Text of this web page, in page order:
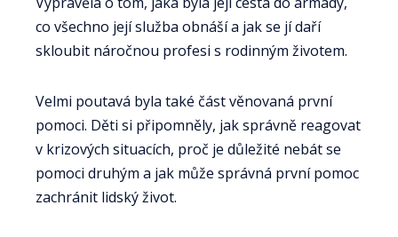
co všechno její služba obnáší a jak se jí daří
skloubit náročnou profesi s rodinným životem.
Velmi poutavá byla také část věnovaná první
pomoci. Děti si připomněly, jak správně reagovat
v krizových situacích, proč je důležité nebát se
pomoci druhým a jak může správná první pomoc
zachránit lidský život.